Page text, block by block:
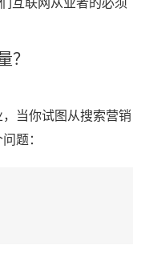
？
当你试图从搜索营销
题：